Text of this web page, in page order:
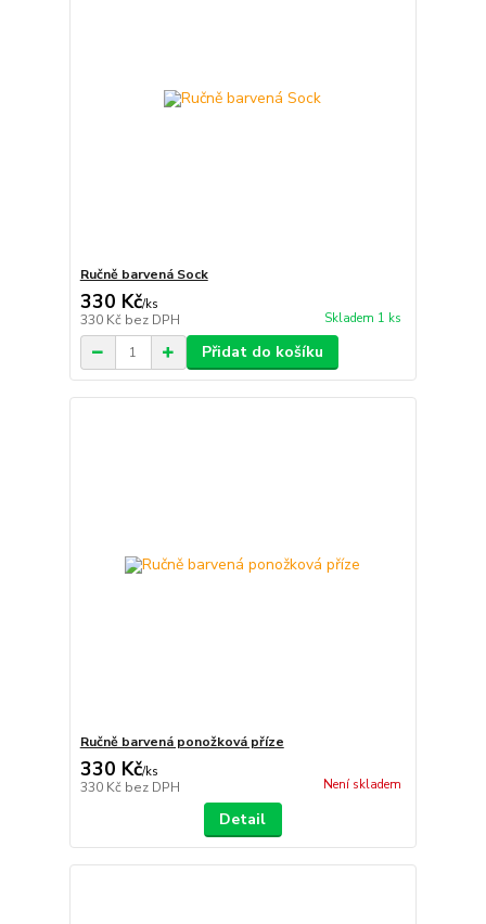
Ručně barvená Sock
330 Kč/ks
330 Kč bez DPH Skladem 1 ks
Přidat do košíku
Ručně barvená ponožková příze
330 Kč/ks
330 Kč bez DPH Není skladem
Detail